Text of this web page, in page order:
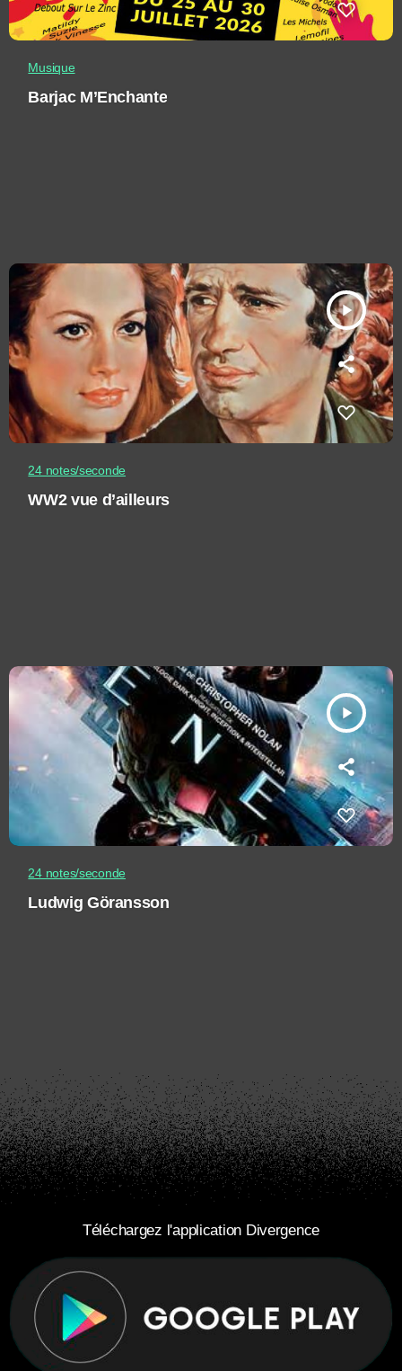
Musique
Barjac M’Enchante
play_arrow
24 notes/seconde
WW2 vue d’ailleurs
play_arrow
24 notes/seconde
Ludwig Göransson
Téléchargez l'application Divergence